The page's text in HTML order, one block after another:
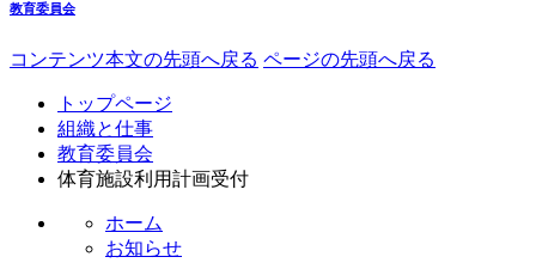
教育委員会
コンテンツ本文の先頭へ戻る ページの先頭へ戻る
トップページ
組織と仕事
教育委員会
体育施設利用計画受付
ホーム
お知らせ